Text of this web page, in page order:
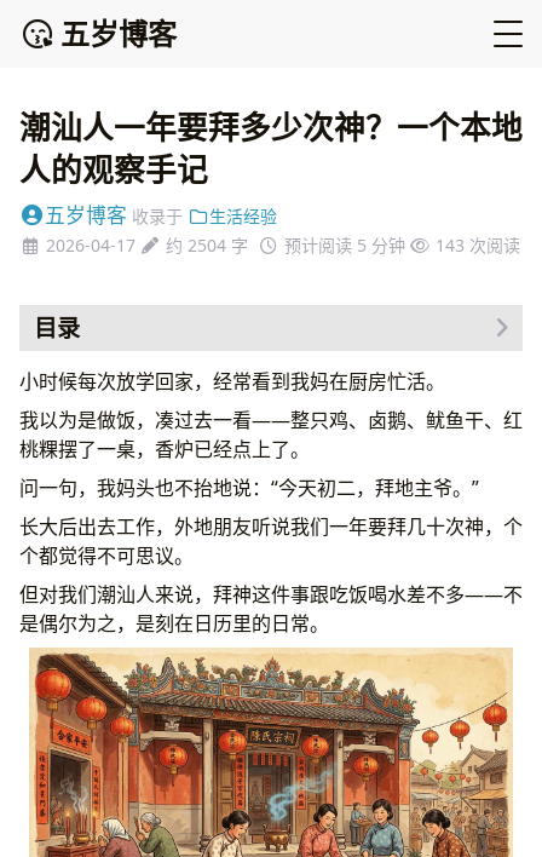
五岁博客
潮汕人一年要拜多少次神？一个本地
人的观察手记
五岁博客 收录于
生活经验
2026-04-17
约 2504 字 预计阅读 5 分钟 143 次阅读
目录
从正月拜到除夕，一年不带断的
城里人还拜吗
钱的问题也是真实的
其实拜的不是神，是安心
常见问题
Q1. 潮汕人一年到底要拜多少次神？
Q3. 外地朋友来潮汕需要注意什么拜神礼仪？
Q4. 年轻一代还会继续拜下去吗？
写在最后
小时候每次放学回家，经常看到我妈在厨房忙活。
我以为是做饭，凑过去一看——整只鸡、卤鹅、鱿鱼干、红
桃粿摆了一桌，香炉已经点上了。
问一句，我妈头也不抬地说：“今天初二，拜地主爷。”
长大后出去工作，外地朋友听说我们一年要拜几十次神，个
个都觉得不可思议。
但对我们潮汕人来说，拜神这件事跟吃饭喝水差不多——不
是偶尔为之，是刻在日历里的日常。